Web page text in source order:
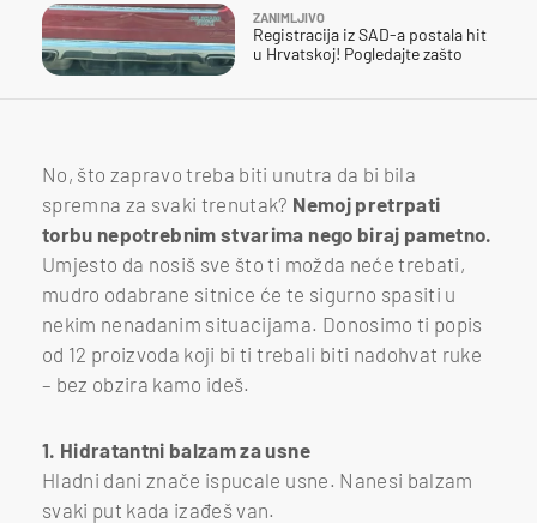
ZANIMLJIVO
Registracija iz SAD-a postala hit
u Hrvatskoj! Pogledajte zašto
No, što zapravo treba biti unutra da bi bila
spremna za svaki trenutak? Nemoj pretrpati
torbu nepotrebnim stvarima nego biraj pametno.
Umjesto da nosiš sve što ti možda neće trebati,
mudro odabrane sitnice će te sigurno spasiti u
nekim nenadanim situacijama. Donosimo ti popis
od 12 proizvoda koji bi ti trebali biti nadohvat ruke
– bez obzira kamo ideš.
1. Hidratantni balzam za usne
Hladni dani znače ispucale usne. Nanesi balzam
svaki put kada izađeš van.